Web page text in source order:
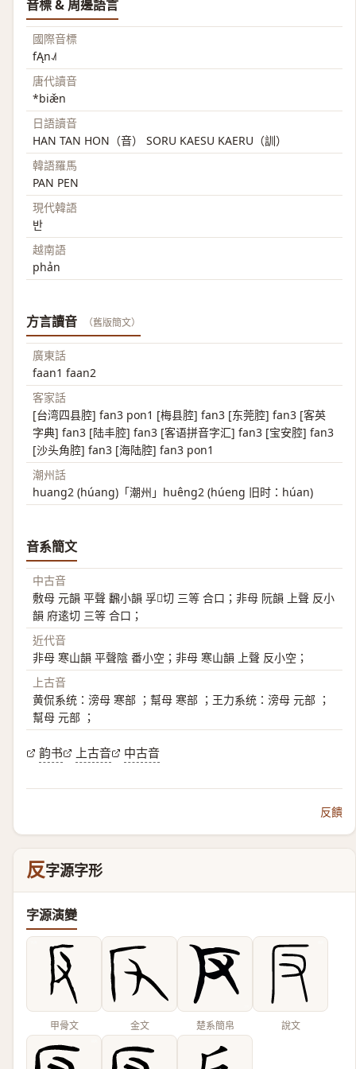
音標 & 周邊語言
國際音標
fĄn˨˩˦
唐代讀音
*biæ̌n
日語讀音
HAN TAN HON（音） SORU KAESU KAERU（訓）
韓語羅馬
PAN PEN
現代韓語
반
越南語
phản
方言讀音 （舊版簡文）
廣東話
faan1 faan2
客家話
[台湾四县腔] fan3 pon1 [梅县腔] fan3 [东莞腔] fan3 [客英
字典] fan3 [陆丰腔] fan3 [客语拼音字汇] fan3 [宝安腔] fan3
[沙头角腔] fan3 [海陆腔] fan3 pon1
潮州話
huang2 (húang)「潮州」huêng2 (húeng 旧时：húan)
音系簡文
中古音
敷母 元韻 平聲 飜小韻 孚𡋡切 三等 合口；非母 阮韻 上聲 反小
韻 府逺切 三等 合口；
近代音
非母 寒山韻 平聲陰 番小空；非母 寒山韻 上聲 反小空；
上古音
黄侃系统：滂母 寒部 ；幫母 寒部 ；王力系统：滂母 元部 ；
幫母 元部 ；
韵书 上古音 中古音
反饋
反字源字形
字源演變
甲骨文 金文 楚系簡帛 說文